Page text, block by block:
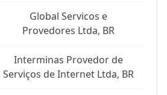
Global Servicos e
Provedores Ltda, BR
Interminas Provedor de
Serviços de Internet Ltda, BR